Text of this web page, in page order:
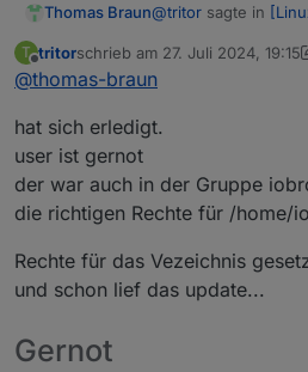
Führe Update aus...
% Total    % Received
Warning: Failed to
3 41690    3  1369
curl: (23) Failure
rm: das Entfernen von
_       _______
| |     / / ___/
Thomas Braun@tritor sagte in
Wo stehst du da mit
zeigen.
T
Offline
tritorschrieb am 27. Juli 2024, 19:15
zuletzt editiert von tritor
@thomas-braun
hat sich erledigt.
user ist gernot
der war auch in der Gruppe
die richtigen Rechte für /home/
Rechte für das Vezeichnis
und schon lief das update...
Gernot